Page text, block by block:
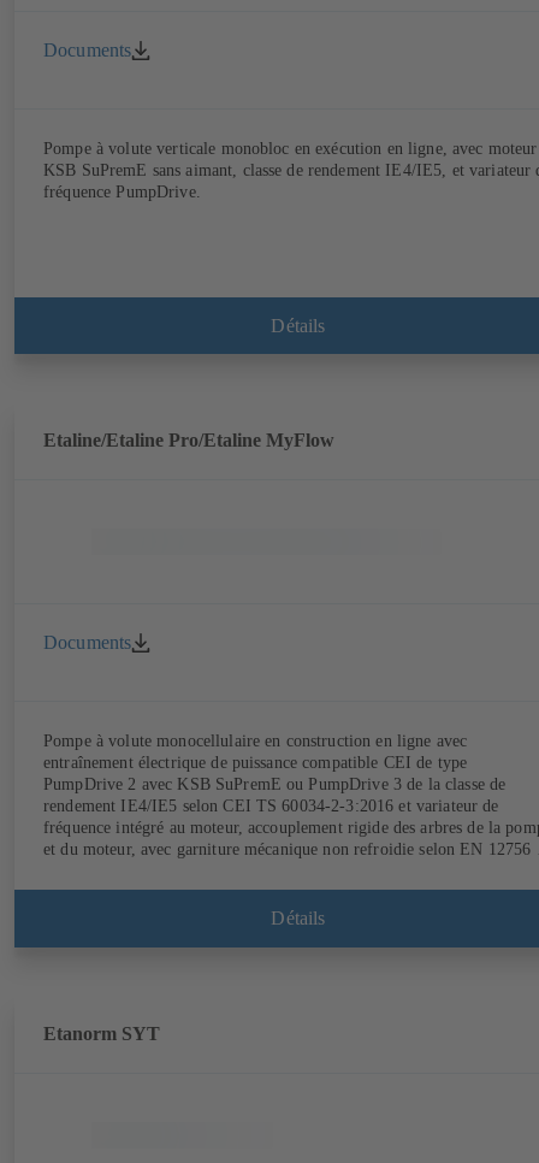
Documents
Pompe à volute verticale monobloc en exécution en ligne, avec moteur
KSB SuPremE sans aimant, classe de rendement IE4/IE5, et variateur
fréquence PumpDrive.
Détails
Etaline/Etaline Pro/Etaline MyFlow
Documents
Pompe à volute monocellulaire en construction en ligne avec
entraînement électrique de puissance compatible CEI de type
PumpDrive 2 avec KSB SuPremE ou PumpDrive 3 de la classe de
rendement IE4/IE5 selon CEI TS 60034-2-3:2016 et variateur de
fréquence intégré au moteur, accouplement rigide des arbres de la
et du moteur, avec garniture mécanique non refroidie selon EN 12756
Points de fixation selon la norme CEI 60072, dimensions extérieures
suivant DIN V 42673 (07-2011). Version ATEX disponible. Bien en
Détails
Etanorm SYT